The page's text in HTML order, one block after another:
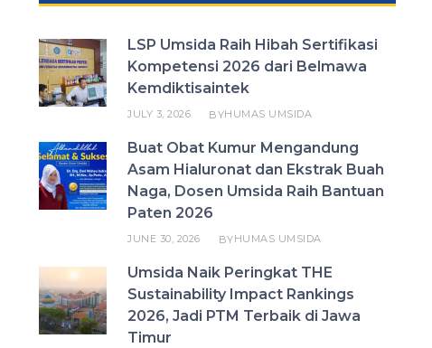
LSP Umsida Raih Hibah Sertifikasi
Kompetensi 2026 dari Belmawa
Kemdiktisaintek
JULY 3, 2026 BYHUMAS UMSIDA
Buat Obat Kumur Mengandung
Asam Hialuronat dan Ekstrak Buah
Naga, Dosen Umsida Raih Bantuan
Paten 2026
JUNE 30, 2026 BYHUMAS UMSIDA
Umsida Naik Peringkat THE
Sustainability Impact Rankings
2026, Jadi PTM Terbaik di Jawa
Timur